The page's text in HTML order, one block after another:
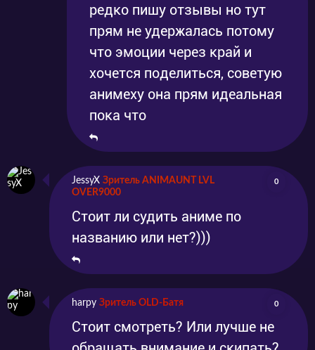
редко пишу отзывы но тут
прям не удержалась потому
что эмоции через край и
хочется поделиться, советую
анимеху она прям идеальная
пока что
JessyX Зритель ANIMAUNT LVL
OVER9000
0
Стоит ли судить аниме по
названию или нет?)))
harpy Зритель OLD-Батя 0
Стоит смотреть? Или лучше не